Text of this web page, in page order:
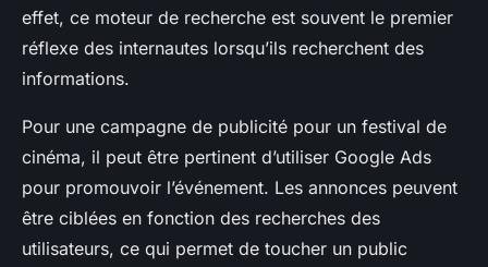
effet, ce moteur de recherche est souvent le premier
réflexe des internautes lorsqu’ils recherchent des
informations.
Pour une campagne de publicité pour un festival de
cinéma, il peut être pertinent d’utiliser Google Ads
pour promouvoir l’événement. Les annonces peuvent
être ciblées en fonction des recherches des
utilisateurs, ce qui permet de toucher un public